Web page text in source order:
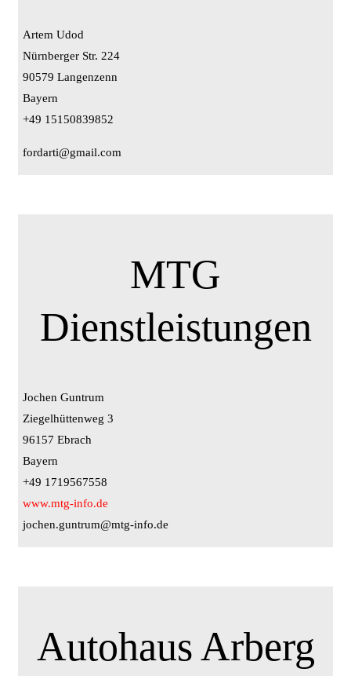
Artem Udod
Nürnberger Str. 224
90579 Langenzenn
Bayern
+49 15150839852
fordarti@gmail.com
MTG
Dienstleistungen
Jochen Guntrum
Ziegelhüttenweg 3
96157 Ebrach
Bayern
+49 1719567558
www.mtg-info.de
jochen.guntrum@mtg-info.de
Autohaus Arberg